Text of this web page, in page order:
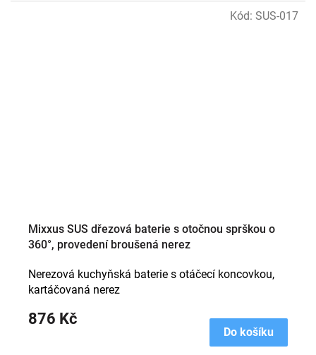
Mixxus SUS dřezová baterie s otočnou sprškou o
360°, provedení broušená nerez
876 Kč
Do košíku
Nerezová kuchyňská baterie s otáčecí koncovkou,
kartáčovaná nerez
Kód: SUS-017